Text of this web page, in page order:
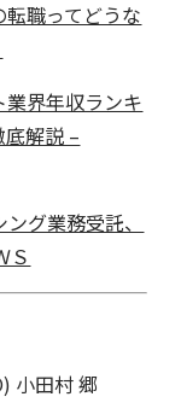
転職ってどうな
業界年収ランキ
解説 –
グ業務受託、
Ｓ
小田村 郷